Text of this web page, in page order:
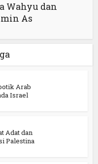
Wahyu dan
As
Arab
Israel
Adat dan
Palestina